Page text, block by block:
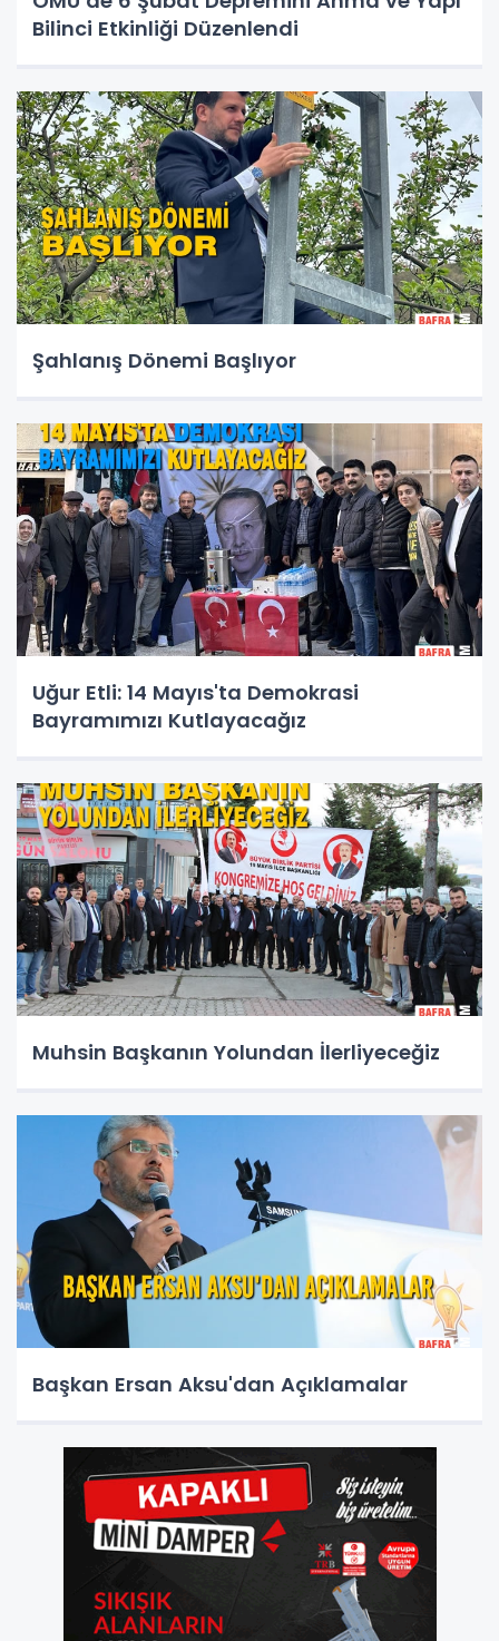
Bilinci Etkinliği Düzenlendi
Şahlanış Dönemi Başlıyor
Uğur Etli: 14 Mayıs'ta Demokrasi
Bayramımızı Kutlayacağız
Muhsin Başkanın Yolundan İlerliyeceğiz
Başkan Ersan Aksu'dan Açıklamalar